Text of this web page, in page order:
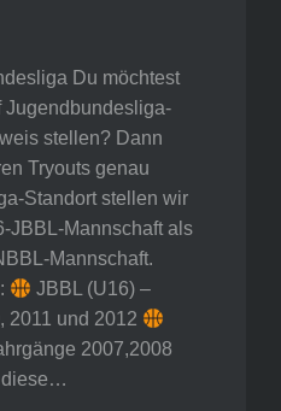
Du möchtest
Jugendbundesliga-
stellen? Dann
Tryouts genau
Standort stellen wir
JBBL-Mannschaft als
Mannschaft.
JBBL (U16) –
2011 und 2012
2007,2008
diese…